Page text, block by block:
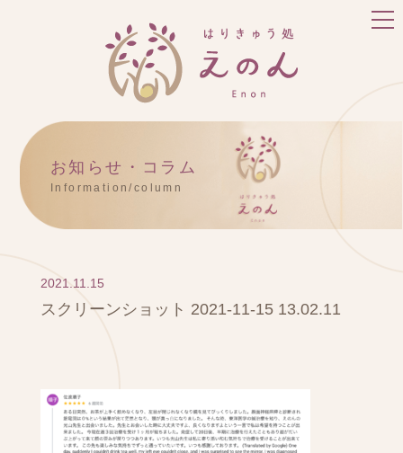
お知らせ・コラム
Information/column
2021.11.15
スクリーンショット 2021-11-15 13.02.11